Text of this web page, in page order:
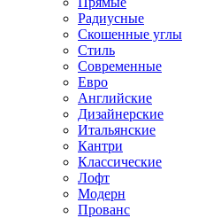
Радиусные
Скошенные углы
Стиль
Современные
Евро
Английские
Дизайнерские
Итальянские
Кантри
Классические
Лофт
Модерн
Прованс